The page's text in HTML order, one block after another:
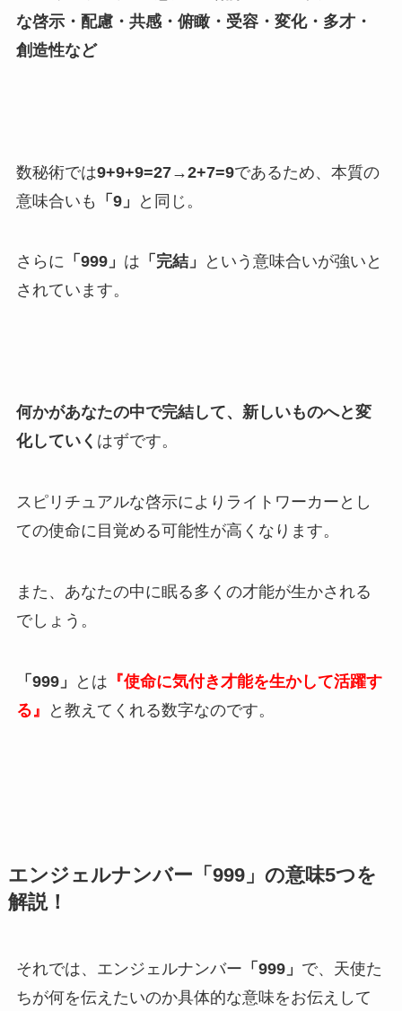
な啓示・配慮・共感・俯瞰・受容・変化・多才・
創造性など
数秘術では9+9+9=27→2+7=9であるため、本質の
意味合いも
「9」 と同じ。
さらに 「999」 は 「完結」
という意味合いが強いと
されています。
何かがあなたの中で完結して、新しいものへと変
化していく はずです。
スピリチュアルな啓示によりライトワーカーとし
ての使命に目覚める可能性が高くなります。
また、あなたの中に眠る多くの才能が生かされる
でしょう。
「999」 とは 『使命に気付き才能を生かして活躍す
る』
と教えてくれる数字なのです。
エンジェルナンバー「999」の意味5つを
解説！
それでは、エンジェルナンバー 「999」 で、天使た
ちが何を伝えたいのか具体的な意味をお伝えして